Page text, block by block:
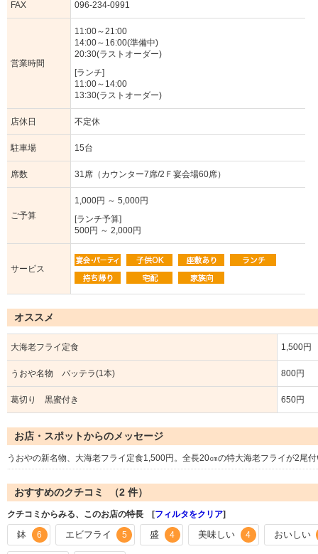
FAX 096-234-0991
営業時間
11:00～21:00
14:00～16:00(準備中)
20:30(ラストオーダー)
[ランチ]
11:00～14:00
13:30(ラストオーダー)
店休日 不定休
駐車場 15台
席数 31席（カウンター7席/2Ｆ宴会場60席）
ご予算
1,000円 ～ 5,000円
[ランチ予算]
500円 ～ 2,000円
サービス
オススメ
大海老フライ定食 1,500円
うおや名物 バッテラ(1本) 800円
葛切り 黒蜜付き 650円
お店・スポットからのメッセージ
うおやの新名物、大海老フライ定食1,500円。全長20㎝の特大海老フライが2尾
おすすめのクチコミ （2 件）
クチコミからみる、このお店の特長 [フィルタをクリア]
鉢 6 エビフライ 5 盛 4 美味しい 4 おいしい